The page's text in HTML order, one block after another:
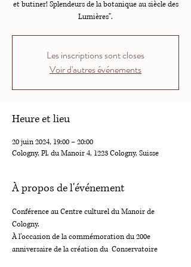
et butiner! Splendeurs de la botanique au siècle des
Lumières".
Les inscriptions sont closes
Voir d'autres événements
Heure et lieu
20 juin 2024, 19:00 – 20:00
Cologny, Pl. du Manoir 4, 1223 Cologny, Suisse
À propos de l'événement
Conférence au Centre culturel du Manoir de
Cologny.
À l’occasion de la commémoration du 200e
anniversaire de la création du  Conservatoire